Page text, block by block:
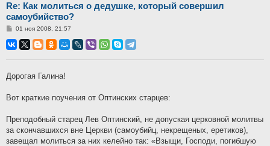
Re: Как молиться о дедушке, который совершил
самоубийство?
Сообщение
01 ноя 2008, 21:57
Дорогая Галина!
Вот краткие поучения от Оптинских старцев:
Преподобный старец Лев Оптинский, не допуская церковной молитвы
за скончавшихся вне Церкви (самоубийц, некрещеных, еретиков),
завещал молиться за них келейно так: «Взыщи, Господи, погибшую